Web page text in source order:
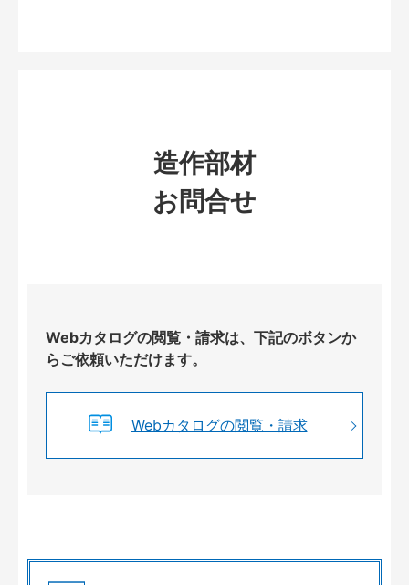
造作部材
お問合せ
Webカタログの閲覧・請求は、下記のボタンか
らご依頼いただけます。
Webカタログの閲覧・請求